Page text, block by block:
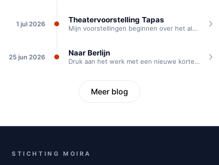
1 jul 2026 Theatervoorstelling Tapas
Mijn voorstellingen beginnen over het algemeen met een idee dat ik heb. Of een...
25 jun 2026 Naar Berlijn
Druk aan het werk met een nieuwe korte voorstelling “Naar Berlijn”. Deze vertelt het...
Meer blog
STICHTING MOIRA